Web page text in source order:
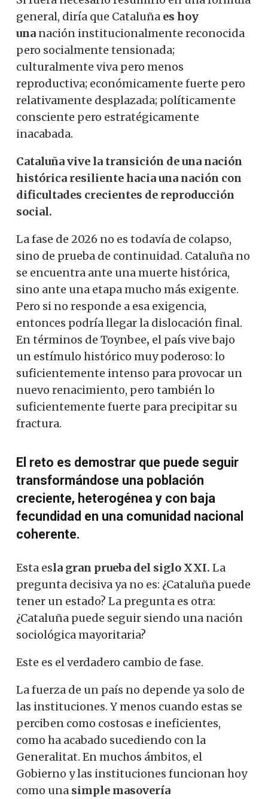
general, diría que Cataluña es hoy
una nación institucionalmente reconocida
pero socialmente tensionada;
culturalmente viva pero menos
reproductiva; económicamente fuerte pero
relativamente desplazada; políticamente
consciente pero estratégicamente
inacabada.
Cataluña vive la transición de una nación
histórica resiliente hacia una nación con
dificultades crecientes de reproducción
social.
La fase de 2026 no es todavía de colapso,
sino de prueba de continuidad. Cataluña no
se encuentra ante una muerte histórica,
sino ante una etapa mucho más exigente.
Pero si no responde a esa exigencia,
entonces podría llegar la dislocación final.
En términos de Toynbee, el país vive bajo
un estímulo histórico muy poderoso: lo
suficientemente intenso para provocar un
nuevo renacimiento, pero también lo
suficientemente fuerte para precipitar su
fractura.
El reto es demostrar que puede seguir
transformándose una población
creciente, heterogénea y con baja
fecundidad en una comunidad nacional
coherente.
Esta esla gran prueba del siglo XXI. La
pregunta decisiva ya no es: ¿Cataluña puede
tener un estado? La pregunta es otra:
¿Cataluña puede seguir siendo una nación
sociológica mayoritaria?
Este es el verdadero cambio de fase.
La fuerza de un país no depende ya solo de
las instituciones. Y menos cuando estas se
perciben como costosas e ineficientes,
como ha acabado sucediendo con la
Generalitat. En muchos ámbitos, el
Gobierno y las instituciones funcionan hoy
como una simple masovería